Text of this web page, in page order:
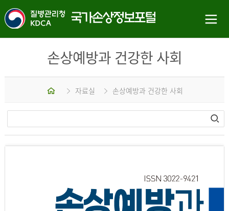
손상예방과 건강한 사회
홈 자료실 손상예방과 건강한 사회